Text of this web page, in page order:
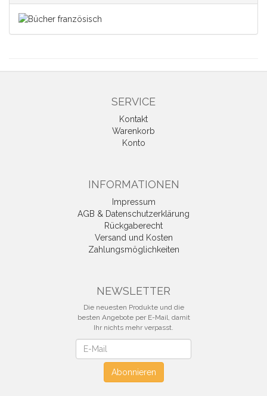
SERVICE
Kontakt
Warenkorb
Konto
INFORMATIONEN
Impressum
AGB & Datenschutzerklärung
Rückgaberecht
Versand und Kosten
Zahlungsmöglichkeiten
NEWSLETTER
Die neuesten Produkte und die
besten Angebote per E-Mail, damit
Ihr nichts mehr verpasst.
Abonnieren